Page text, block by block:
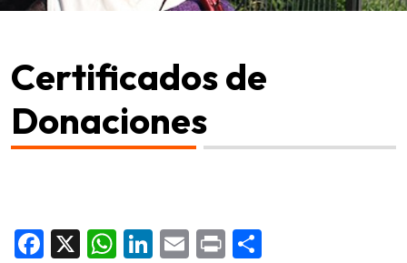
Certificados de
Donaciones
Facebook
X WhatsApp
LinkedIn
Email
Print